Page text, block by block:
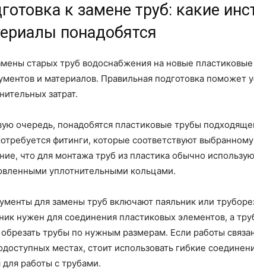
к замене труб: какие
понадобятся
старых труб водоснабжения на новые
и материалов. Правильная подготовка поможет
затрат.
очередь, понадобятся пластиковые трубы
фитинги, которые соответствуют
что для монтажа труб из пластика обычно
уплотнительными кольцами.
для замены труб включают паяльник или
нужен для соединения пластиковых элементов, а
трубы по нужным размерам. Если работы
местах, стоит использовать гибкие
работы с трубами.